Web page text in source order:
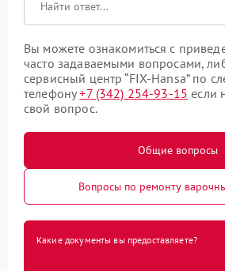
Вы можете ознакомиться с
часто задаваемыми вопросами,
сервисный центр “FIX-Hansa” по
телефону+7 (342) 254-93-15 если
свой вопрос.
Общие вопросы
Вопросы по ремонту
Какие документы вы предоставляете?